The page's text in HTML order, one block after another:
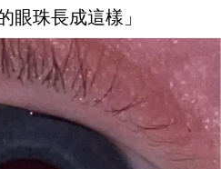
眼珠長成這樣」